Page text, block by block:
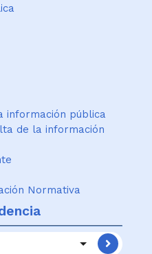
información pública
de la información
Normativa